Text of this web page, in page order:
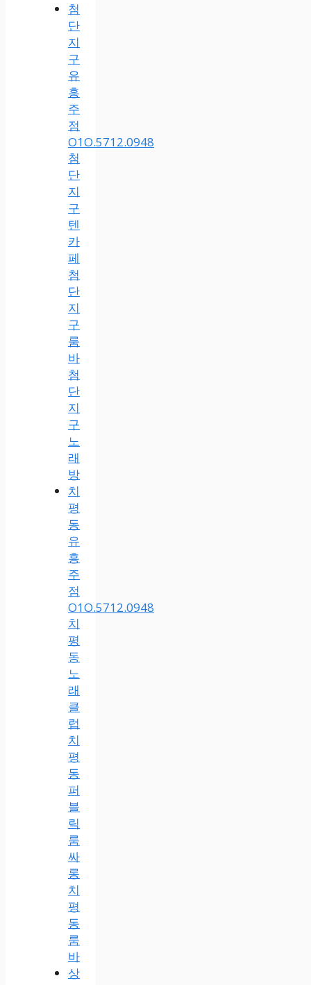
첨
단
지
구
유
흥
주
점
O1O.5712.0948
첨
단
지
구
텐
카
페
첨
단
지
구
룸
바
첨
단
지
구
노
래
방
치
평
동
유
흥
주
점
O1O.5712.0948
치
평
동
노
래
클
럽
치
평
동
퍼
블
릭
룸
싸
롱
치
평
동
룸
바
상